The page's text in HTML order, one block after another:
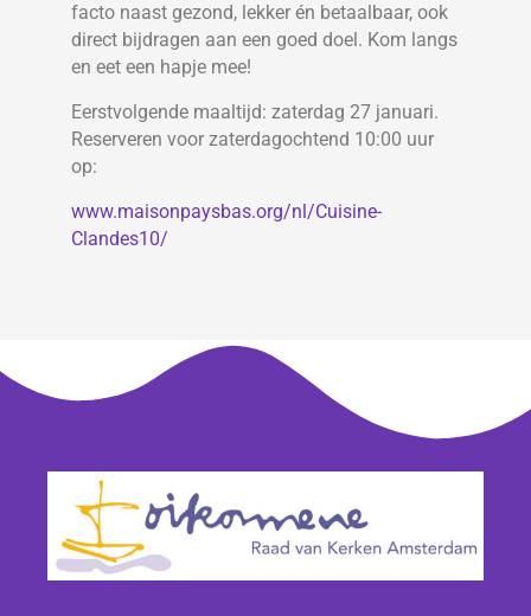
facto naast gezond, lekker én betaalbaar, ook
direct bijdragen aan een goed doel. Kom langs
en eet een hapje mee!
Eerstvolgende maaltijd: zaterdag 27 januari.
Reserveren voor zaterdagochtend 10:00 uur
op:
www.maisonpaysbas.org/nl/Cuisine-
Clandes10/